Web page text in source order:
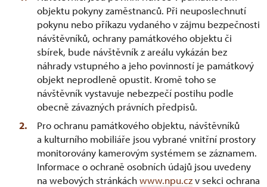
objektu pokyny zaměstnanců. Při neuposlechnutí
pokynu nebo příkazu vydaného v zájmu bezpečnosti
návštěvníků, ochrany památkového objektu či
sbírek, bude návštěvník z areálu vykázán bez
náhrady vstupného a jeho povinností je památkový
objekt neprodleně opustit. Kromě toho se
návštěvník vystavuje nebezpečí postihu podle
obecně závazných právních předpisů.
Pro ochranu památkového objektu, návštěvníků
a kulturního mobiliáře jsou vybrané vnitřní prostory
monitorovány kamerovým systémem se záznamem.
Informace o ochraně osobních údajů jsou uvedeny
na webových stránkáchwww.npu.czv sekci ochrana